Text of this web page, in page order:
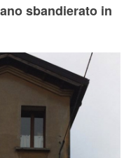
sbandierato in